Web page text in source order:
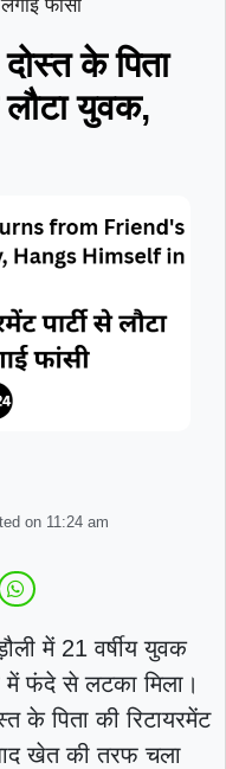
फांसी
के पिता
लौटा युवक,
on 11:24 am
में 21 वर्षीय युवक
फंदे से लटका मिला।
के पिता की रिटायरमेंट
खेत की तरफ चला